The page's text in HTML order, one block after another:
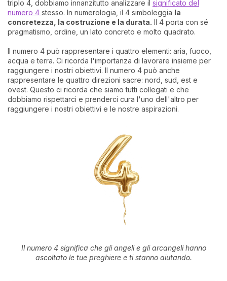
triplo 4, dobbiamo innanzitutto analizzare il significato del
numero 4 stesso. In numerologia, il 4 simboleggia la
concretezza, la costruzione e la durata. Il 4 porta con sé
pragmatismo, ordine, un lato concreto e molto quadrato.
Il numero 4 può rappresentare i quattro elementi: aria, fuoco,
acqua e terra. Ci ricorda l'importanza di lavorare insieme per
raggiungere i nostri obiettivi. Il numero 4 può anche
rappresentare le quattro direzioni sacre: nord, sud, est e
ovest. Questo ci ricorda che siamo tutti collegati e che
dobbiamo rispettarci e prenderci cura l'uno dell'altro per
raggiungere i nostri obiettivi e le nostre aspirazioni.
Il numero 4 significa che gli angeli e gli arcangeli hanno
ascoltato le tue preghiere e ti stanno aiutando.